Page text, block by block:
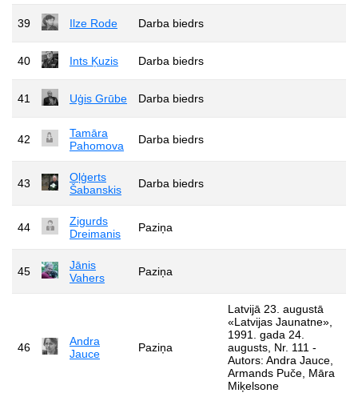
39 Ilze Rode Darba biedrs
40 Ints Ķuzis Darba biedrs
41 Uģis Grūbe Darba biedrs
42
Tamāra
Pahomova
Darba biedrs
43
Oļģerts
Šabanskis
Darba biedrs
44
Zigurds
Dreimanis
Paziņa
45
Jānis
Vahers
Paziņa
46
Andra
Jauce
Paziņa
Latvijā 23. augustā
«Latvijas Jaunatne»,
1991. gada 24.
augusts, Nr. 111 -
Autors: Andra Jauce,
Armands Puče, Māra
Miķelsone